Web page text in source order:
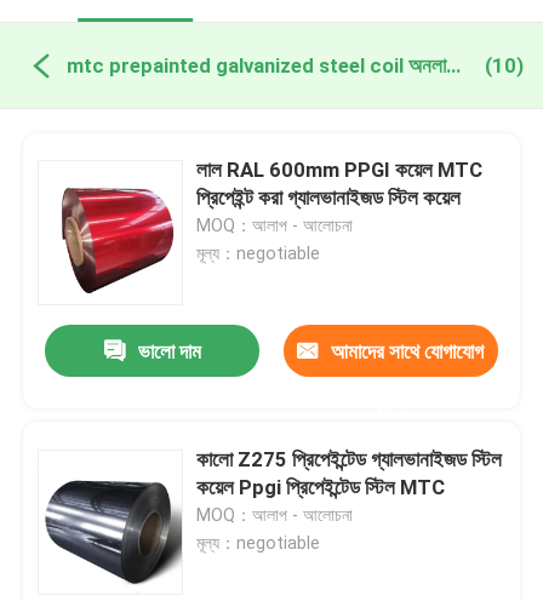
mtc prepainted galvanized steel coil অনলাইন উত্পাদন (10)
লাল RAL 600mm PPGI কয়েল MTC
প্রিপেইন্ট করা গ্যালভানাইজড স্টিল কয়েল
MOQ：আলাপ - আলোচনা
মূল্য：negotiable
ভালো দাম আমাদের সাথে যোগাযোগ
কালো Z275 প্রিপেইন্টেড গ্যালভানাইজড স্টিল
কয়েল Ppgi প্রিপেইন্টেড স্টিল MTC
MOQ：আলাপ - আলোচনা
মূল্য：negotiable